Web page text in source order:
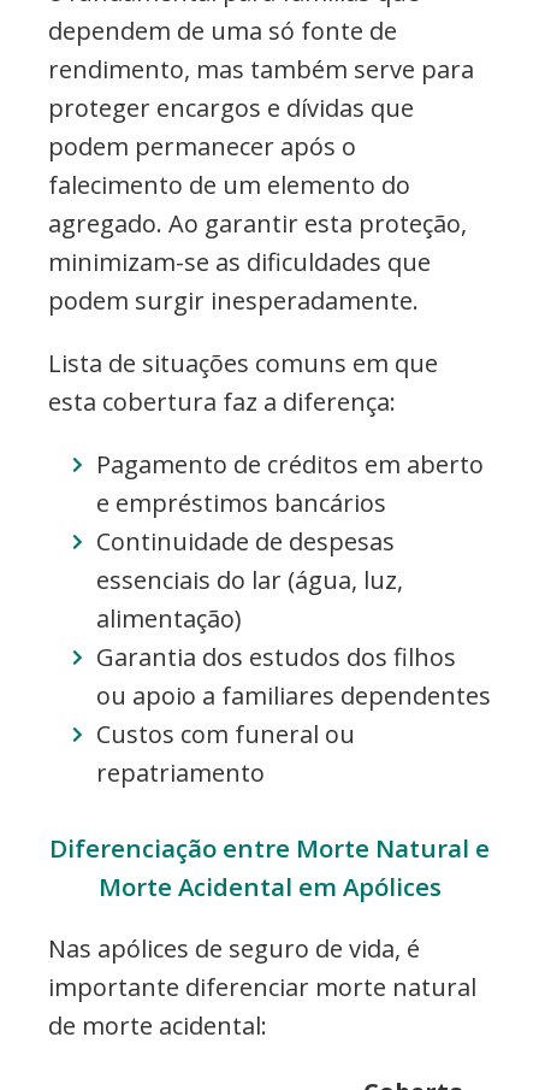
dependem de uma só fonte de
rendimento, mas também serve para
proteger encargos e dívidas que
podem permanecer após o
falecimento de um elemento do
agregado. Ao garantir esta proteção,
minimizam-se as dificuldades que
podem surgir inesperadamente.
Lista de situações comuns em que
esta cobertura faz a diferença:
Pagamento de créditos em aberto
e empréstimos bancários
Continuidade de despesas
essenciais do lar (água, luz,
alimentação)
Garantia dos estudos dos filhos
ou apoio a familiares dependentes
Custos com funeral ou
repatriamento
Diferenciação entre Morte Natural e
Morte Acidental em Apólices
Nas apólices de seguro de vida, é
importante diferenciar morte natural
de morte acidental: